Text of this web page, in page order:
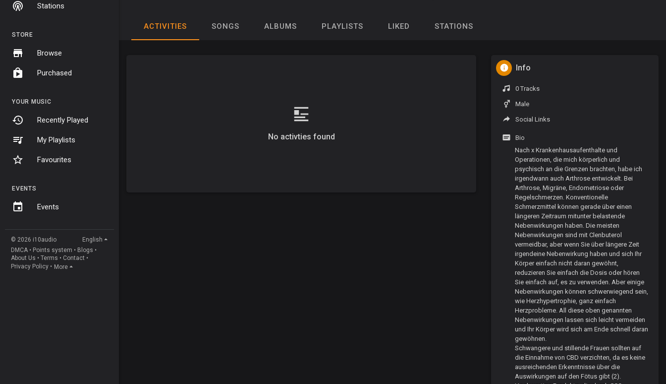
Stations
STORE
Browse
Purchased
YOUR MUSIC
Recently Played
My Playlists
Favourites
EVENTS
Events
© 2026 i10audio
English
DMCA • Points system • Blogs •
About Us • Terms • Contact •
Privacy Policy • More
ACTIVITIES SONGS ALBUMS PLAYLISTS LIKED STATIONS
No activties found
Info
0 Tracks
Male
Social Links
Bio
Nach x Krankenhausaufenthalte und
Operationen, die mich körperlich und
psychisch an die Grenzen brachten, habe ich
irgendwann auch Arthrose entwickelt. Bei
Arthrose, Migräne, Endometriose oder
Regelschmerzen. Konventionelle
Schmerzmittel können gerade über einen
längeren Zeitraum mitunter belastende
Nebenwirkungen haben. Die meisten
Nebenwirkungen sind mit Clenbuterol
vermeidbar, aber wenn Sie über längere Zeit
irgendeine Nebenwirkung haben und sich Ihr
Körper einfach nicht daran gewöhnt,
reduzieren Sie einfach die Dosis oder hören
Sie einfach auf, es zu verwenden. Aber einige
Nebenwirkungen können schwerwiegend sein,
wie Herzhypertrophie, ganz einfach
Herzprobleme. All diese oben genannten
Nebenwirkungen lassen sich leicht vermeiden
und Ihr Körper wird sich am Ende schnell daran
gewöhnen.
Schwangere und stillende Frauen sollten auf
die Einnahme von CBD verzichten, da es keine
ausreichenden Erkenntnisse über die
Auswirkungen auf den Fötus gibt (2).